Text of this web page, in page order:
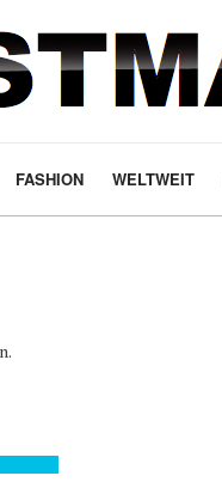
FASHION WELTWEIT